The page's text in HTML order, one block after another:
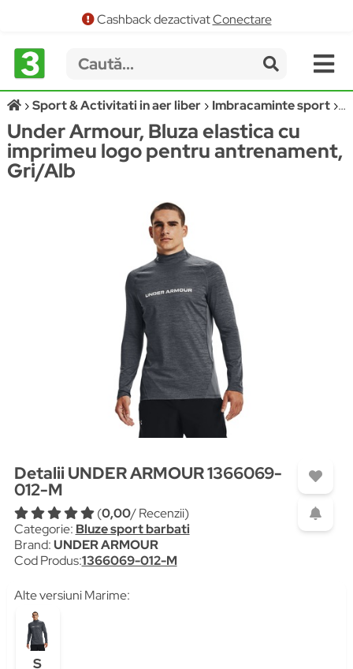
Cashback dezactivatConectare
Sport & Activitati in aer liber Imbracaminte sport
Under Armour, Bluza elastica cu
imprimeu logo pentru antrenament,
Gri/Alb
Detalii UNDER ARMOUR 1366069-
012-M
(0,00/ Recenzii)
Categorie: Bluze sport barbati
Brand:UNDER ARMOUR
Cod Produs:1366069-012-M
Alte versiuni Marime:
S